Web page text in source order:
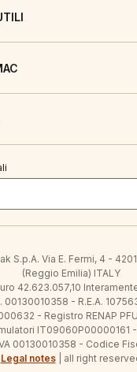
S.p.A. Via E. Fermi, 4 -
(Reggio Emilia) ITALY
42.623.057,10
- R.E.A.
- Registro RENAP
IT09060P00000161
00130010358 - Codice
Legal notes| all right